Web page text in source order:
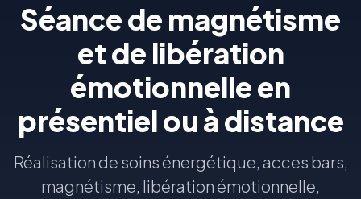
Séance de magnétisme
et de libération
émotionnelle en
présentiel ou à distance
Réalisation de soins énergétique, acces bars,
magnétisme, libération émotionnelle,